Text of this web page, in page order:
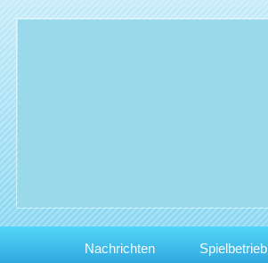
Nachrichten Spielbetrieb